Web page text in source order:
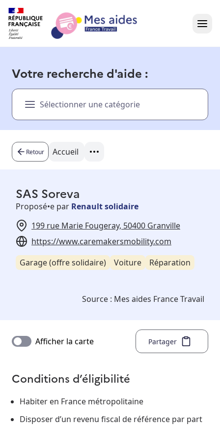
Présentation vidéo
Besoin d'aide ?
Votre recherche d'aide :
Sélectionner une catégorie
Retour Accueil
SAS Soreva
Proposé•e par Renault solidaire
199 rue Marie Fougeray, 50400 Granville
https://www.caremakersmobility.com
Garage (offre solidaire)
Voiture Réparation
Source : Mes aides France Travail
Afficher la carte Partager
Conditions d’éligibilité
Habiter en France métropolitaine
Disposer d’un revenu fiscal de référence par part